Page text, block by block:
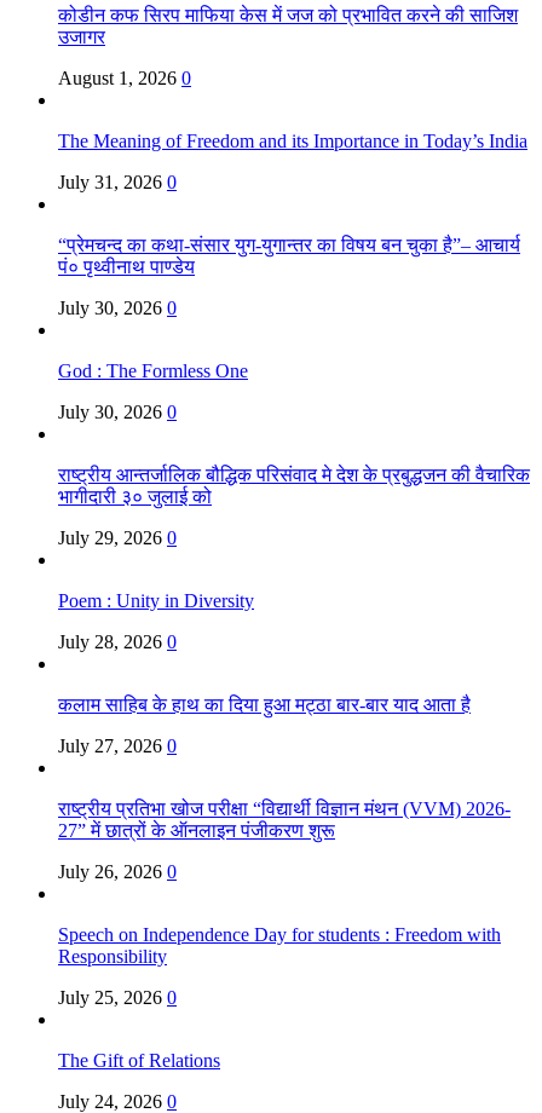
कोडीन कफ सिरप माफिया केस में जज को प्रभावित करने की साजिश
उजागर
August 1, 2026 0
The Meaning of Freedom and its Importance in Today’s India
July 31, 2026 0
“प्रेमचन्द का कथा-संसार युग-युगान्तर का विषय बन चुका है”– आचार्य
पं० पृथ्वीनाथ पाण्डेय
July 30, 2026 0
God : The Formless One
July 30, 2026 0
राष्ट्रीय आन्तर्जालिक बौद्धिक परिसंवाद मे देश के प्रबुद्धजन की वैचारिक
भागीदारी ३० जुलाई को
July 29, 2026 0
Poem : Unity in Diversity
July 28, 2026 0
कलाम साहिब के हाथ का दिया हुआ मट्ठा बार-बार याद आता है
July 27, 2026 0
राष्ट्रीय प्रतिभा खोज परीक्षा “विद्यार्थी विज्ञान मंथन (VVM) 2026-
27” में छात्रों के ऑनलाइन पंजीकरण शुरू
July 26, 2026 0
Speech on Independence Day for students : Freedom with
Responsibility
July 25, 2026 0
The Gift of Relations
July 24, 2026 0